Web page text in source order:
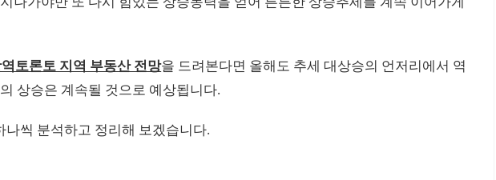
토론토 지역 부동산 전망을 드려본다면 올해도 추세 대상승의 언저리에서 역
상승은 계속될 것으로 예상됩니다.
씩 분석하고 정리해 보겠습니다.